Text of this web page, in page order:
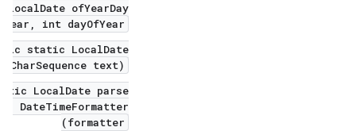
ofYearDay(
int dayOfYear)
static LocalDate
text)
LocalDate parse(
DateTimeFormatter
formatter)